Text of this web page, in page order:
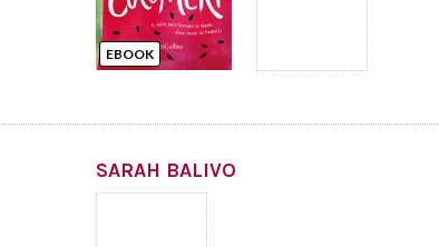
EBOOK
SARAH BALIVO